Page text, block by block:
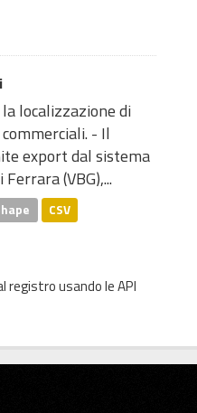
localizzazione di
- Il
export dal sistema
(VBG),...
CSV
registro usando leAPI